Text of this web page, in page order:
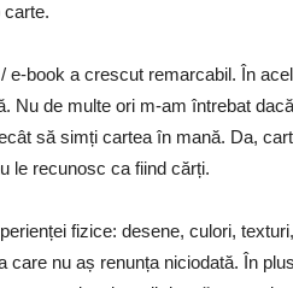
carte.
e-book a crescut remarcabil. În
Nu de multe ori m-am întrebat
să simți cartea în mană. Da,
le recunosc ca fiind cărți.
fizice: desene, culori,
nu aș renunța niciodată. În